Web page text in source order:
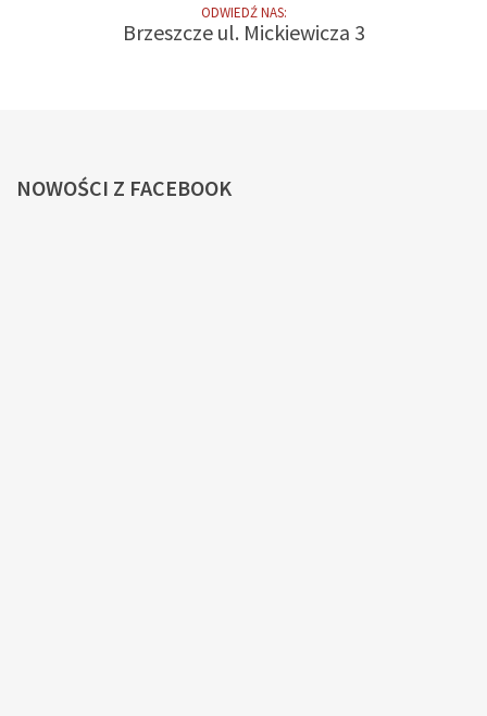
ODWIEDŹ NAS:
Brzeszcze ul. Mickiewicza 3
NOWOŚCI Z FACEBOOK